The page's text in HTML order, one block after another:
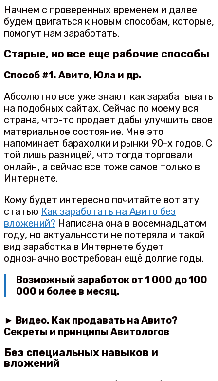
Начнем с проверенных временем и далее
будем двигаться к новым способам, которые,
помогут нам заработать.
Старые, но все еще рабочие способы
Способ #1. Авито, Юла и др.
Абсолютно все уже знают как зарабатывать
на подобных сайтах. Сейчас по моему вся
страна, что-то продает дабы улучшить свое
материальное состояние. Мне это
напоминает барахолки и рынки 90-х годов. С
той лишь разницей, что тогда торговали
онлайн, а сейчас все тоже самое только в
Интернете.
Кому будет интересно почитайте вот эту
статью Как заработать на Авито без
вложений? Написана она в восемнадцатом
году, но актуальности не потеряла и такой
вид заработка в Интернете будет
однозначно востребован ещё долгие годы.
Возможный заработок от 1 000 до 100
000 и более в месяц.
► Видео. Как продавать на Авито?
Секреты и принципы Авитологов
Без специальных навыков и
вложений